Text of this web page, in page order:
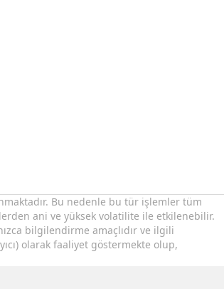
Bu nedenle bu tür işlemler tüm
ani ve yüksek volatilite ile etkilenebilir.
bilgilendirme amaçlıdır ve ilgili
olarak faaliyet göstermekte olup,